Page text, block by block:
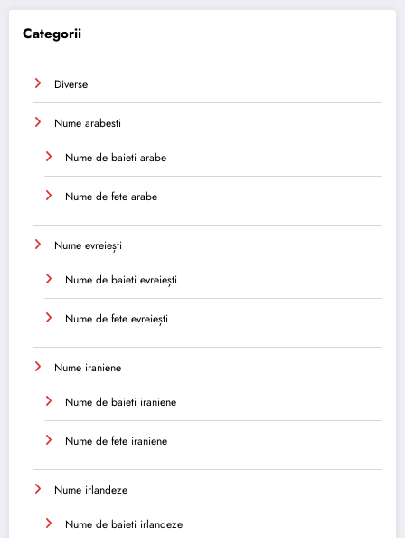
Categorii
Diverse
Nume arabesti
Nume de baieti arabe
Nume de fete arabe
Nume evreiești
Nume de baieti evreiești
Nume de fete evreiești
Nume iraniene
Nume de baieti iraniene
Nume de fete iraniene
Nume irlandeze
Nume de baieti irlandeze